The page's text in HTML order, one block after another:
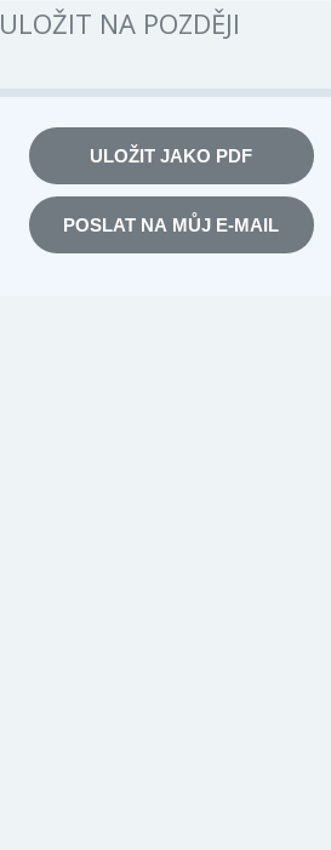
ULOŽIT NA POZDĚJI
ULOŽIT JAKO PDF
POSLAT NA MŮJ E-MAIL